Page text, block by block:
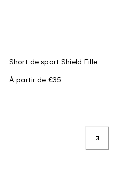
Short de sport Shield Fille
À partir de €35